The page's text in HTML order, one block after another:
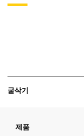
굴삭기
제품